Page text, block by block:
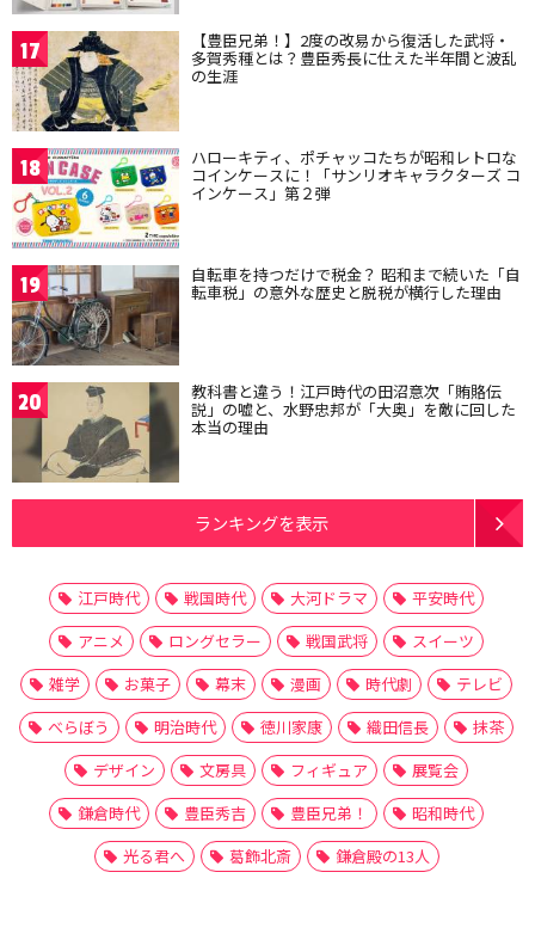
17 【豊臣兄弟！】2度の改易から復活した武将・
多賀秀種とは？豊臣秀長に仕えた半年間と波乱
の生涯
18 ハローキティ、ポチャッコたちが昭和レトロな
コインケースに！「サンリオキャラクターズ コ
インケース」第２弾
19 自転車を持つだけで税金？ 昭和まで続いた「自
転車税」の意外な歴史と脱税が横行した理由
20 教科書と違う！江戸時代の田沼意次「賄賂伝
説」の嘘と、水野忠邦が「大奥」を敵に回した
本当の理由
ランキングを表示
江戸時代 戦国時代 大河ドラマ
平安時代
アニメ
ロングセラー 戦国武将
スイーツ
雑学
お菓子 幕末 漫画 時代劇
テレビ
べらぼう
明治時代 徳川家康 織田信長
抹茶
デザイン
文房具 フィギュア
展覧会
鎌倉時代
豊臣秀吉 豊臣兄弟！
昭和時代
光る君へ
葛飾北斎 鎌倉殿の13人